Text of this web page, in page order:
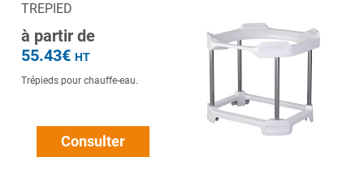
TREPIED
à partir de
55.43€ HT
Trépieds pour chauffe-eau.
Consulter